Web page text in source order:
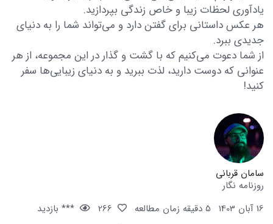
یادآوری لحظات زیبا و خاص زندگی بپردازید.
هر عکس داستانی برای گفتن دارد و می‌تواند شما را به دنیای
جدیدی ببرد.
از شما دعوت می‌کنیم که با گشت و گذار در این مجموعه، از هر
عنوانی که دوست دارید، لذت ببرید و به دنیای زیبایی‌ها سفر
کنید!
سامان قربانی
روزنامه نگار
16 آبان 1403
5 دقیقه زمان مطالعه
*** بازدید